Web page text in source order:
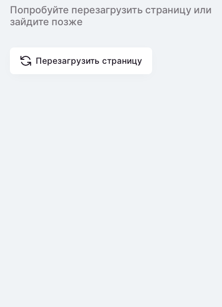
Попробуйте перезагрузить страницу или
зайдите позже
Перезагрузить страницу